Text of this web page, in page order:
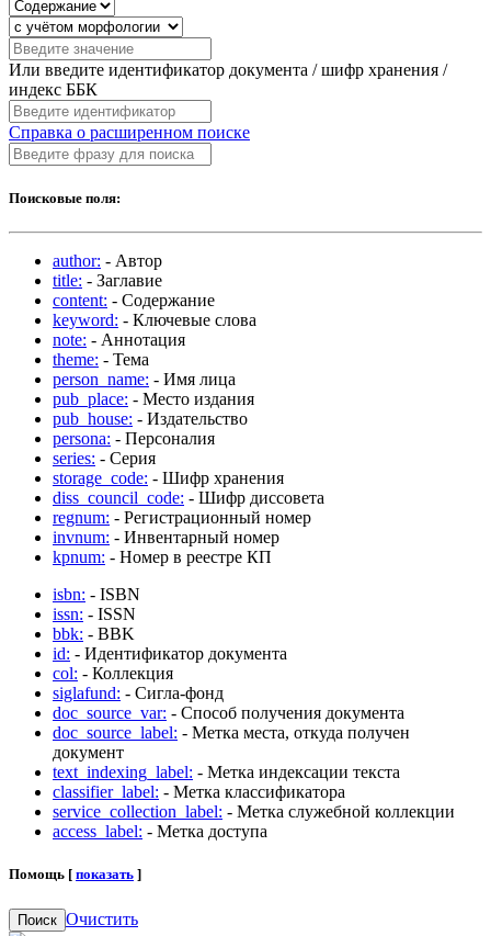
Или введите идентификатор документа / шифр хранения /
индекс ББК
Справка о расширенном поиске
Поисковые поля:
author: - Автор
title: - Заглавие
content: - Содержание
keyword: - Ключевые слова
note: - Аннотация
theme: - Тема
person_name: - Имя лица
pub_place: - Место издания
pub_house: - Издательство
persona: - Персоналия
series: - Серия
storage_code: - Шифр хранения
diss_council_code: - Шифр диссовета
regnum: - Регистрационный номер
invnum: - Инвентарный номер
kpnum: - Номер в реестре КП
isbn: - ISBN
issn: - ISSN
bbk: - BBK
id: - Идентификатор документа
col: - Коллекция
siglafund: - Сигла-фонд
doc_source_var: - Способ получения документа
doc_source_label: - Метка места, откуда получен
документ
text_indexing_label: - Метка индексации текста
classifier_label: - Метка классификатора
service_collection_label: - Метка служебной коллекции
access_label: - Метка доступа
Помощь [ показать ]
Поиск Очистить